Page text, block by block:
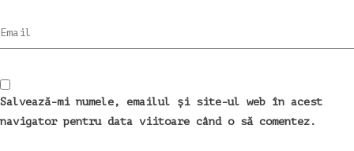
Email
Salvează-mi numele, emailul și site-ul web în acest
navigator pentru data viitoare când o să comentez.